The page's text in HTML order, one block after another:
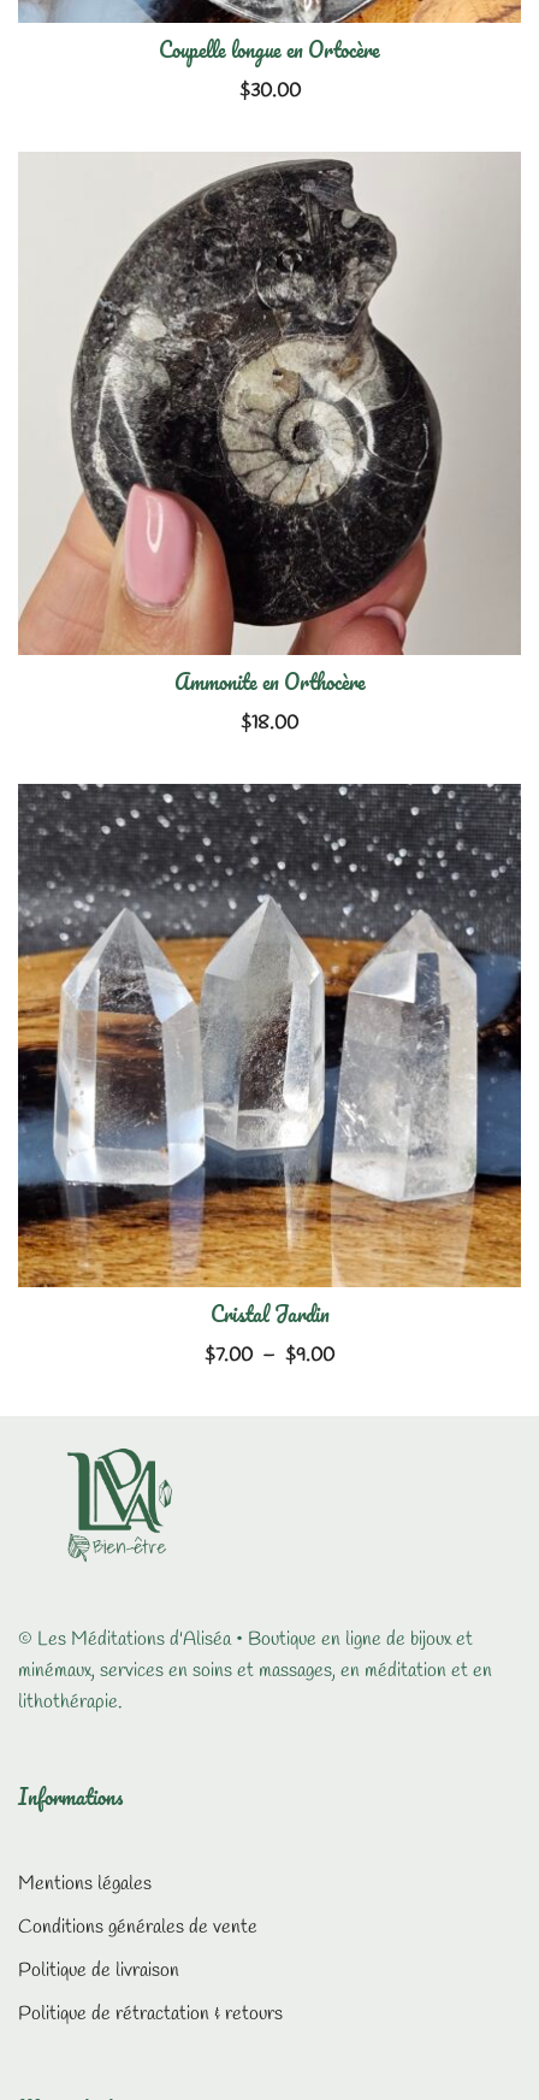
Coupelle longue en Ortocère
$30.00
Ammonite en Orthocère
$18.00
Cristal Jardin
$7.00 – $9.00Plage
© Les Méditations d'Aliséa • Boutique en ligne de bijoux et
minémaux, services en soins et massages, en méditation et en
lithothérapie.
Informations
Mentions légales
Conditions générales de vente
Politique de livraison
Politique de rétractation & retours